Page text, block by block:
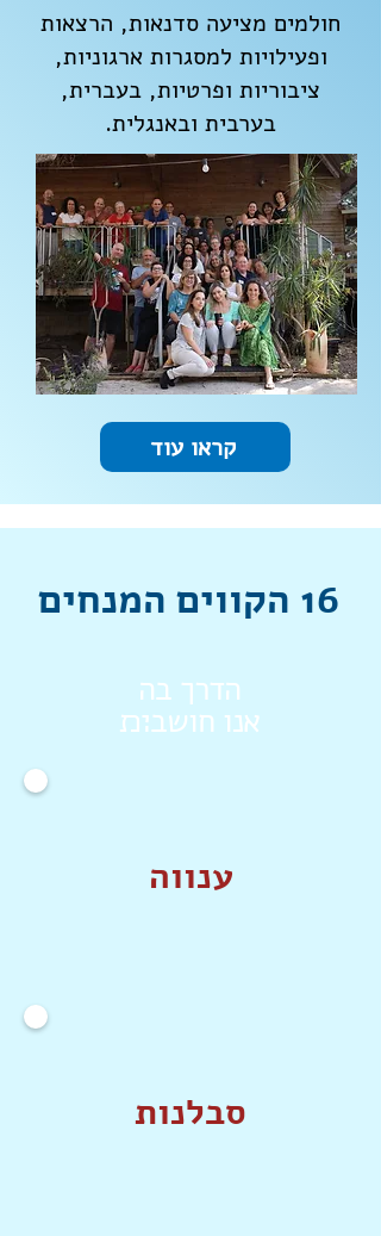
חולמים מציעה סדנאות, הרצאות
ופעילויות למסגרות ארגוניות,
ציבוריות ופרטיות, בעברית,
בערבית ובאנגלית.
קראו עוד
16 הקווים המנחים
הדרך בה
אנו חושב׊׉
ענווה
סבלנות